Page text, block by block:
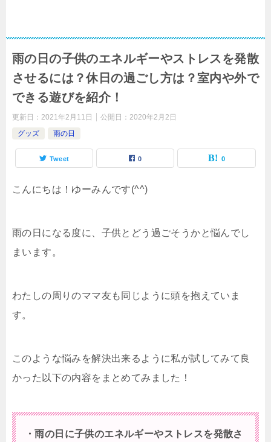
雨の日の子供のエネルギーやストレスを発散
させるには？休日の過ごし方は？室内や外で
できる遊びを紹介！
更新日： 2021年2月11日 公開日： 2020年2月2日
グッズ
雨の日
Tweet 0 0
こんにちは！ゆーみんです(^^)
雨の日になる度に、子供とどう過ごそうかと悩んでし
まいます。
わたしの周りのママ友も同じように頭を抱えていま
す。
このような悩みを解決出来るように私が試してみて良
かった以下の内容をまとめてみました！
・雨の日に子供のエネルギーやストレスを発散さ